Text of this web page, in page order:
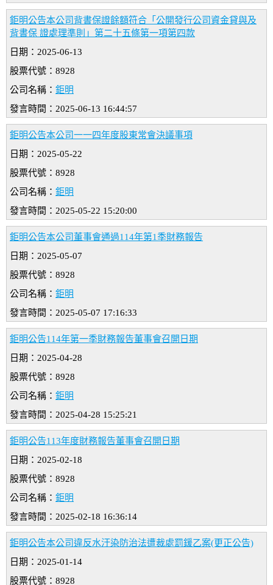
鉅明公告本公司背書保證餘額符合「公開發行公司資金貸與及
背書保 證處理準則」第二十五條第一項第四款
日期：2025-06-13
股票代號：8928
公司名稱： 鉅明
發言時間：2025-06-13 16:44:57
鉅明公告本公司一一四年度股東常會決議事項
日期：2025-05-22
股票代號：8928
公司名稱： 鉅明
發言時間：2025-05-22 15:20:00
鉅明公告本公司董事會通過114年第1季財務報告
日期：2025-05-07
股票代號：8928
公司名稱： 鉅明
發言時間：2025-05-07 17:16:33
鉅明公告114年第一季財務報告董事會召開日期
日期：2025-04-28
股票代號：8928
公司名稱： 鉅明
發言時間：2025-04-28 15:25:21
鉅明公告113年度財務報告董事會召開日期
日期：2025-02-18
股票代號：8928
公司名稱： 鉅明
發言時間：2025-02-18 16:36:14
鉅明公告本公司違反水汙染防治法遭裁處罰鍰乙案(更正公告)
日期：2025-01-14
股票代號：8928